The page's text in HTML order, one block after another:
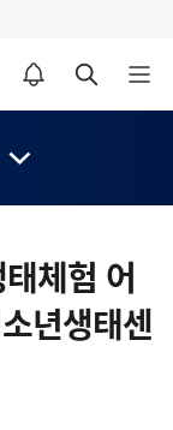
알림설정 바로가기 검색 바로가기 메뉴 열기
체험 어
년생태센